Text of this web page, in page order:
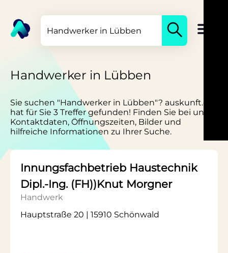
Handwerker in Lübben
Sie suchen "Handwerker in Lübben"? auskunft.de
hat für Sie 3 Treffer gefunden! Finden Sie bei uns
Kontaktdaten, Öffnungszeiten, Bilder und
hilfreiche Informationen zu Ihrer Suche.
Innungsfachbetrieb Haustechnik
Dipl.-Ing. (FH))Knut Morgner
Handwerk
Hauptstraße 20 | 15910 Schönwald